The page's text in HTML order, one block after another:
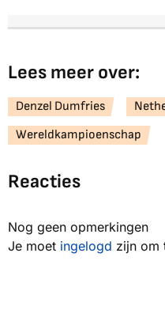
Lees meer over:
Denzel Dumfries
Wereldkampioenschap
Reacties
Nog geen opmerkingen
Je moet ingelogd zijn om